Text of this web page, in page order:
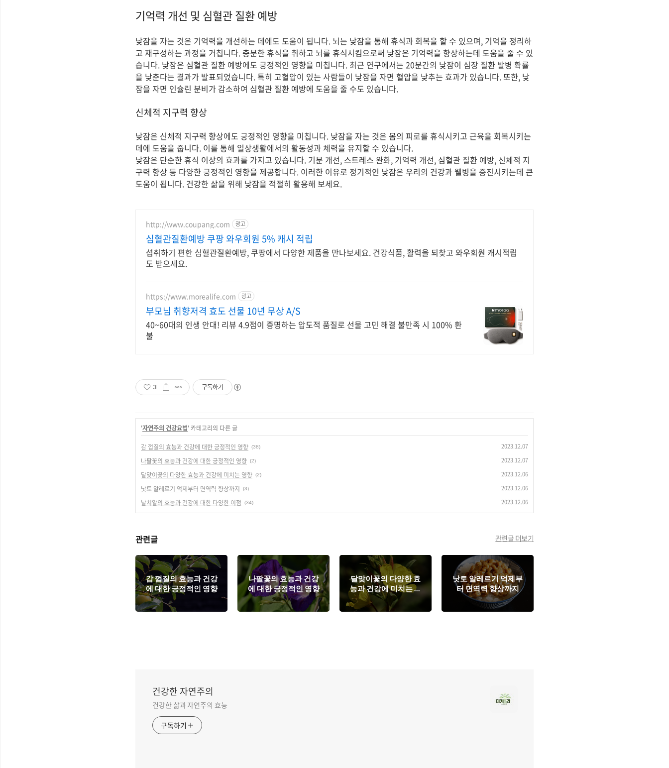
기억력 개선 및 심혈관 질환 예방
낮잠을 자는 것은 기억력을 개선하는 데에도 도움이 됩니다. 뇌는 낮잠을 통해 휴식과 회복을 할 수 있으며, 기억을 정리하
고 재구성하는 과정을 거칩니다. 충분한 휴식을 취하고 뇌를 휴식시킴으로써 낮잠은 기억력을 향상하는데 도움을 줄 수 있
습니다. 낮잠은 심혈관 질환 예방에도 긍정적인 영향을 미칩니다. 최근 연구에서는 20분간의 낮잠이 심장 질환 발병 확률
을 낮춘다는 결과가 발표되었습니다. 특히 고혈압이 있는 사람들이 낮잠을 자면 혈압을 낮추는 효과가 있습니다. 또한, 낮
잠을 자면 인슐린 분비가 감소하여 심혈관 질환 예방에 도움을 줄 수도 있습니다.
신체적 지구력 향상
낮잠은 신체적 지구력 향상에도 긍정적인 영향을 미칩니다. 낮잠을 자는 것은 몸의 피로를 휴식시키고 근육을 회복시키는
데에 도움을 줍니다. 이를 통해 일상생활에서의 활동성과 체력을 유지할 수 있습니다.
낮잠은 단순한 휴식 이상의 효과를 가지고 있습니다. 기분 개선, 스트레스 완화, 기억력 개선, 심혈관 질환 예방, 신체적 지
구력 향상 등 다양한 긍정적인 영향을 제공합니다. 이러한 이유로 정기적인 낮잠은 우리의 건강과 웰빙을 증진시키는데 큰
도움이 됩니다. 건강한 삶을 위해 낮잠을 적절히 활용해 보세요.
http://www.coupang.com 광고
심혈관질환예방 쿠팡 와우회원 5% 캐시 적립
섭취하기 편한 심혈관질환예방, 쿠팡에서 다양한 제품을 만나보세요. 건강식품, 활력을 되찾고 와우회원 캐시적립
도 받으세요.
https://www.morealife.com 광고
부모님 취향저격 효도 선물 10년 무상 A/S
40~60대의 인생 안대! 리뷰 4.9점이 증명하는 압도적 품질로 선물 고민 해결 불만족 시 100% 환
불
3 구독하기
'자연주의 건강요법' 카테고리의 다른 글
감 껍질의 효능과 건강에 대한 긍정적인 영향 (38) 2023.12.07
나팔꽃의 효능과 건강에 대한 긍정적인 영향 (2) 2023.12.07
달맞이꽃의 다양한 효능과 건강에 미치는 영향 (2) 2023.12.06
낫토 알레르기 억제부터 면역력 향상까지 (3) 2023.12.06
날치알의 효능과 건강에 대한 다양한 이점 (34) 2023.12.06
관련글 관련글 더보기
감 껍질의 효능과 건강
에 대한 긍정적인 영향
나팔꽃의 효능과 건강
에 대한 긍정적인 영향
달맞이꽃의 다양한 효
능과 건강에 미치는 영
향
낫토 알레르기 억제부
터 면역력 향상까지
건강한 자연주의
건강한 삶과 자연주의 효능
구독하기